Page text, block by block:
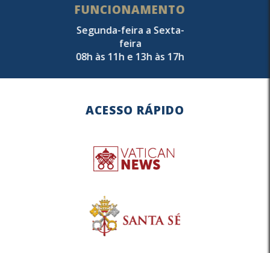
FUNCIONAMENTO
Segunda-feira a Sexta-
feira
08h às 11h e 13h às 17h
ACESSO RÁPIDO